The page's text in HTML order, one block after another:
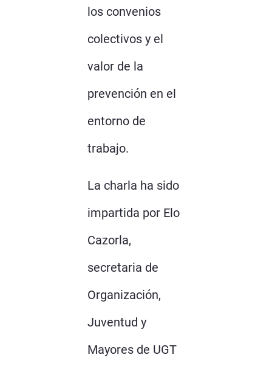
los convenios
colectivos y el
valor de la
prevención en el
entorno de
trabajo.
La charla ha sido
impartida por Elo
Cazorla,
secretaria de
Organización,
Juventud y
Mayores de UGT